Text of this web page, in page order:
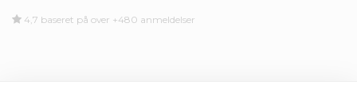
4,7 baseret på over +480 anmeldelser